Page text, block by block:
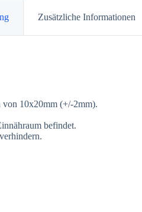
Zusätzliche Informationen
von 10x20mm (+/-2mm).
befindet.